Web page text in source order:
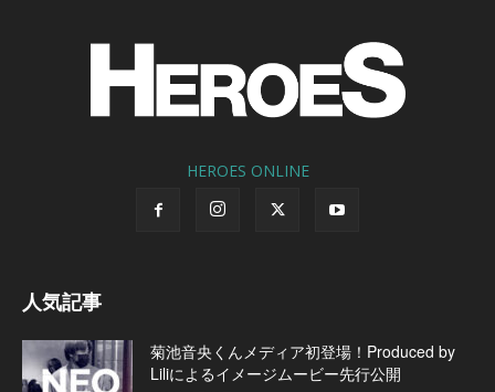
HEROES ONLINE
人気記事
菊池音央くんメディア初登場！Produced by
Liliによるイメージムービー先行公開